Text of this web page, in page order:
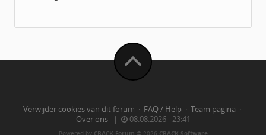
Verwijder cookies van dit forum · FAQ / Help · Team pagina ·
Over ons| 08.08.2026 - 23:41
Powered by CBACK Forum © 2026 CBACK Software